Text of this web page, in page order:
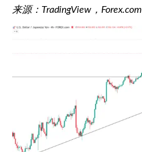
来源： TradingView ， Forex.com